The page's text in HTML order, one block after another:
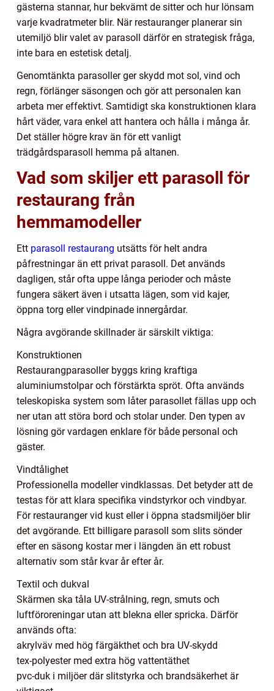
gästerna stannar, hur bekvämt de sitter och hur lönsam
varje kvadratmeter blir. När restauranger planerar sin
utemiljö blir valet av parasoll därför en strategisk fråga,
inte bara en estetisk detalj.
Genomtänkta parasoller ger skydd mot sol, vind och
regn, förlänger säsongen och gör att personalen kan
arbeta mer effektivt. Samtidigt ska konstruktionen klara
hårt väder, vara enkel att hantera och hålla i många år.
Det ställer högre krav än för ett vanligt
trädgårdsparasoll hemma på altanen.
Vad som skiljer ett parasoll för
restaurang från
hemmamodeller
Ett parasoll restaurang utsätts för helt andra
påfrestningar än ett privat parasoll. Det används
dagligen, står ofta uppe långa perioder och måste
fungera säkert även i utsatta lägen, som vid kajer,
öppna torg eller vindpinade innergårdar.
Några avgörande skillnader är särskilt viktiga:
Konstruktionen
Restaurangparasoller byggs kring kraftiga
aluminiumstolpar och förstärkta spröt. Ofta används
teleskopiska system som låter parasollet fällas upp och
ner utan att störa bord och stolar under. Den typen av
lösning gör vardagen enklare för både personal och
gäster.
Vindtålighet
Professionella modeller vindklassas. Det betyder att de
testas för att klara specifika vindstyrkor och vindbyar.
För restauranger vid kust eller i öppna stadsmiljöer blir
det avgörande. Ett billigare parasoll som slits sönder
efter en säsong kostar mer i längden än ett robust
alternativ som står kvar år efter år.
Textil och dukval
Skärmen ska tåla UV-strålning, regn, smuts och
luftföroreningar utan att blekna eller spricka. Därför
används ofta:
akrylväv med hög färgäkthet och bra UV-skydd
tex-polyester med extra hög vattentäthet
pvc-duk i miljöer där slitstyrka och brandsäkerhet är